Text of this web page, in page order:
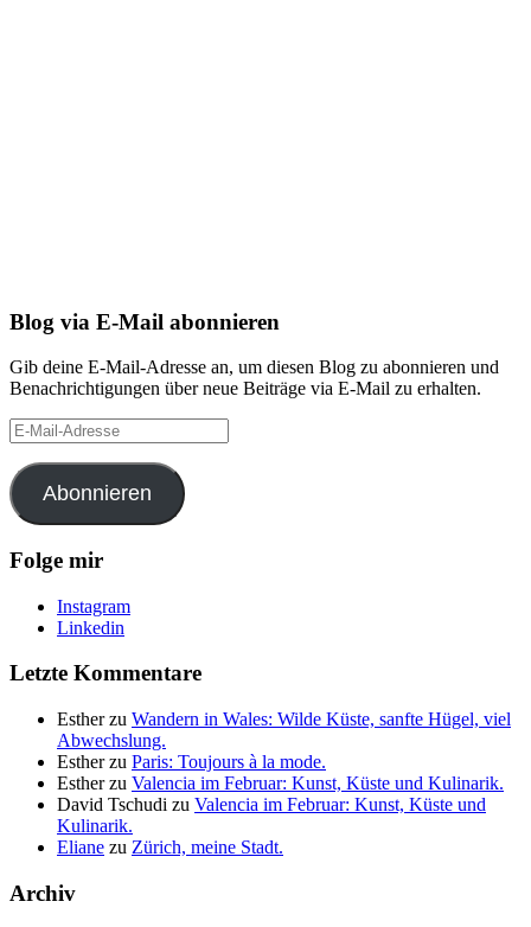
Blog via E-Mail abonnieren
Gib deine E-Mail-Adresse an, um diesen Blog zu abonnieren und
Benachrichtigungen über neue Beiträge via E-Mail zu erhalten.
E-
Mail-
Adresse
Abonnieren
Folge mir
Instagram
Linkedin
Letzte Kommentare
Estherzu Wandern in Wales: Wilde Küste, sanfte Hügel, viel
Abwechslung.
Estherzu Paris: Toujours à la mode.
Estherzu Valencia im Februar: Kunst, Küste und Kulinarik.
David Tschudi zu Valencia im Februar: Kunst, Küste und
Kulinarik.
Eliane zu Zürich, meine Stadt.
Archiv